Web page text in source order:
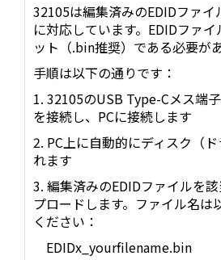
32105は編集済みのEDIDファイ
に対応しています。EDIDファ
ット（.bin推奨）である必要が
手順は以下の通りです：
1. 32105のUSB Type-Cメス端
を接続し、PCに接続します
2. PC上に自動的にディスク（
れます
3. 編集済みのEDIDファイルを
プロードします。ファイル名は
ください：
EDIDx_yourfilename.bin